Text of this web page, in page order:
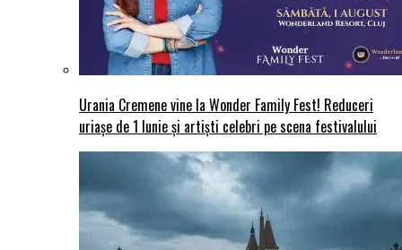
Urania Cremene vine la Wonder Family Fest! Reduceri
uriașe de 1 Iunie și artiști celebri pe scena festivalului